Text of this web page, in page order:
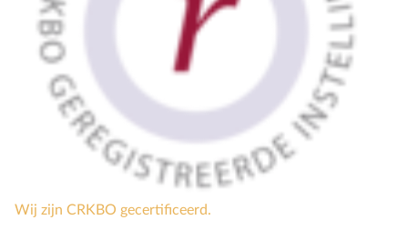
Wij zijn CRKBO gecertificeerd.